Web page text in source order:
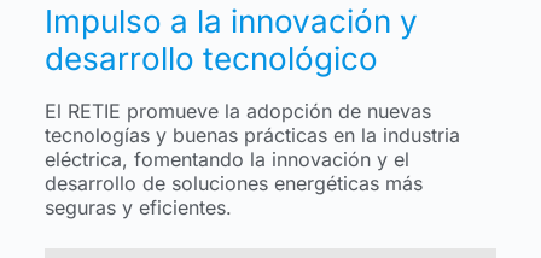
Impulso a la innovación y
desarrollo tecnológico
El RETIE promueve la adopción de nuevas
tecnologías y buenas prácticas en la industria
eléctrica, fomentando la innovación y el
desarrollo de soluciones energéticas más
seguras y eficientes.